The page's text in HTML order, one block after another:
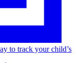
to track your child’s